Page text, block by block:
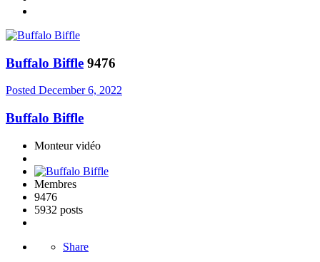
Buffalo Biffle 9476
Posted December 6, 2022
Buffalo Biffle
Monteur vidéo
Membres
9476
5932 posts
Share